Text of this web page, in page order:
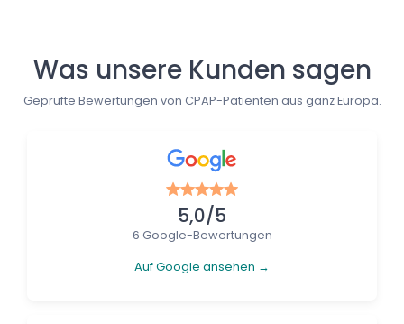
Was unsere Kunden sagen
Geprüfte Bewertungen von CPAP-Patienten aus ganz Europa.
5,0/5
6 Google-Bewertungen
Auf Google ansehen →